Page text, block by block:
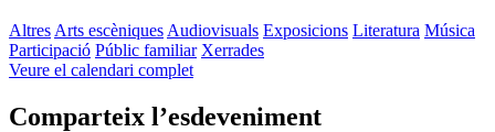
Altres Arts escèniques Audiovisuals Exposicions Literatura Música
Participació Públic familiar Xerrades
Veure el calendari complet
Comparteix l’esdeveniment